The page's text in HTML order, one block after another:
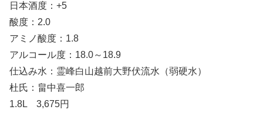
日本酒度：+5
酸度：2.0
アミノ酸度：1.8
アルコール度：18.0～18.9
仕込み水：霊峰白山越前大野伏流水（弱硬水）
杜氏：畠中喜一郎
1.8L 3,675円